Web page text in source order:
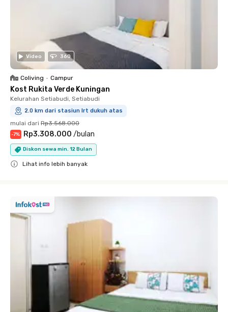
Video 360
Coliving • Campur
Kost Rukita Verde Kuningan
Kelurahan Setiabudi, Setiabudi
2.0 km dari stasiun lrt dukuh atas
mulai dari Rp3.568.000
-7% Rp3.308.000 /bulan
Diskon sewa min. 12 Bulan
Lihat info lebih banyak